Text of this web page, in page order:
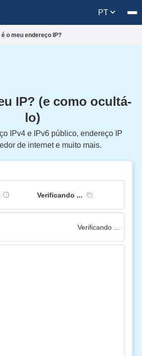
PT
é o meu endereço IP?
IP? (e como ocultá-
lo)
IPv4 e IPv6 público, endereço IP
de internet e muito mais.
Verificando ...
Verificando ...